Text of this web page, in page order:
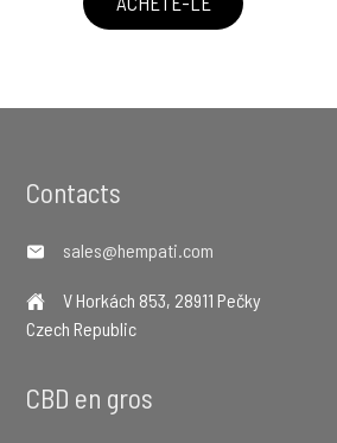
Footer
Contacts
sales@hempati.com
V Horkách 853, 28911 Pečky
Czech Republic
CBD en gros